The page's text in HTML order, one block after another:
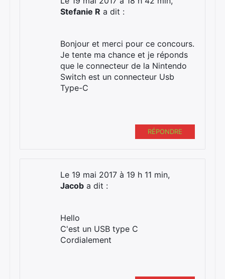
Stefanie R a dit :
Bonjour et merci pour ce concours.
Je tente ma chance et je réponds
que le connecteur de la Nintendo
Switch est un connecteur Usb
Type-C
RÉPONDRE
Le 19 mai 2017 à 19 h 11 min,
Jacob a dit :
Hello
C'est un USB type C
Cordialement